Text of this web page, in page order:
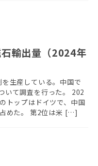
輸出量（2024年
生産している。中国で
いて調査を行った。 202
トップはドイツで、中国
めた。 第2位は米 […]